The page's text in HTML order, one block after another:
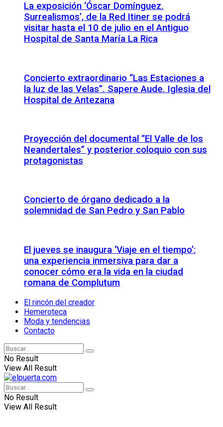
La exposición ‘Óscar Domínguez.
Surrealismos’, de la Red Itiner se podrá
visitar hasta el 10 de julio en el Antiguo
Hospital de Santa María La Rica
Concierto extraordinario “Las Estaciones a
la luz de las Velas”. Sapere Aude. Iglesia del
Hospital de Antezana
Proyección del documental “El Valle de los
Neandertales” y posterior coloquio con sus
protagonistas
Concierto de órgano dedicado a la
solemnidad de San Pedro y San Pablo
El jueves se inaugura ‘Viaje en el tiempo’:
una experiencia inmersiva para dar a
conocer cómo era la vida en la ciudad
romana de Complutum
El rincón del creador
Hemeroteca
Moda y tendencias
Contacto
No Result
View All Result
No Result
View All Result